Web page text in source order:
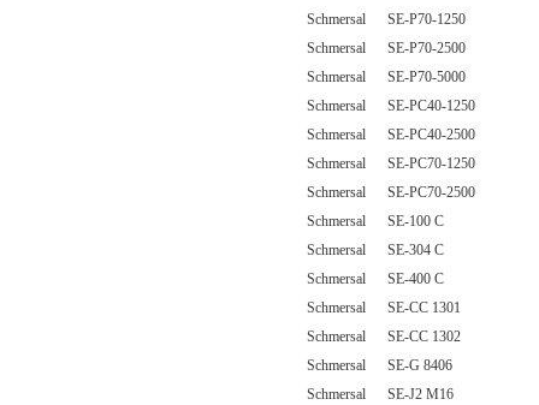
Schmersal SE-P70-1250
Schmersal SE-P70-2500
Schmersal SE-P70-5000
Schmersal SE-PC40-1250
Schmersal SE-PC40-2500
Schmersal SE-PC70-1250
Schmersal SE-PC70-2500
Schmersal SE-100 C
Schmersal SE-304 C
Schmersal SE-400 C
Schmersal SE-CC 1301
Schmersal SE-CC 1302
Schmersal SE-G 8406
Schmersal SE-J2 M16